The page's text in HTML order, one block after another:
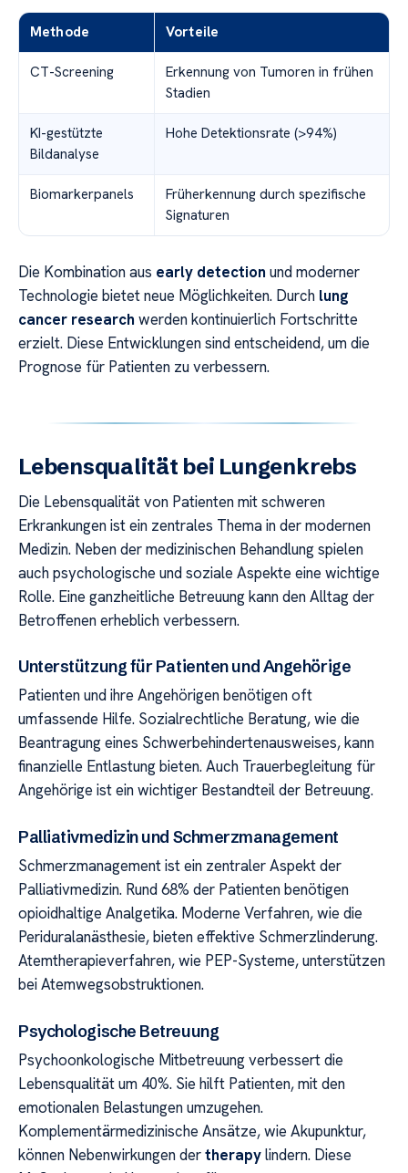
Methode Vorteile
CT-Screening
Erkennung von Tumoren in frühen
Stadien
KI-gestützte
Bildanalyse
Hohe Detektionsrate (>94%)
Biomarkerpanels
Früherkennung durch spezifische
Signaturen
Die Kombination aus early detection und moderner
Technologie bietet neue Möglichkeiten. Durch lung
cancer research werden kontinuierlich Fortschritte
erzielt. Diese Entwicklungen sind entscheidend, um die
Prognose für Patienten zu verbessern.
Lebensqualität bei Lungenkrebs
Die Lebensqualität von Patienten mit schweren
Erkrankungen ist ein zentrales Thema in der modernen
Medizin. Neben der medizinischen Behandlung spielen
auch psychologische und soziale Aspekte eine wichtige
Rolle. Eine ganzheitliche Betreuung kann den Alltag der
Betroffenen erheblich verbessern.
Unterstützung für Patienten und Angehörige
Patienten und ihre Angehörigen benötigen oft
umfassende Hilfe. Sozialrechtliche Beratung, wie die
Beantragung eines Schwerbehindertenausweises, kann
finanzielle Entlastung bieten. Auch Trauerbegleitung für
Angehörige ist ein wichtiger Bestandteil der Betreuung.
Palliativmedizin und Schmerzmanagement
Schmerzmanagement ist ein zentraler Aspekt der
Palliativmedizin. Rund 68% der Patienten benötigen
opioidhaltige Analgetika. Moderne Verfahren, wie die
Periduralanästhesie, bieten effektive Schmerzlinderung.
Atemtherapieverfahren, wie PEP-Systeme, unterstützen
bei Atemwegsobstruktionen.
Psychologische Betreuung
Psychoonkologische Mitbetreuung verbessert die
Lebensqualität um 40%. Sie hilft Patienten, mit den
emotionalen Belastungen umzugehen.
Komplementärmedizinische Ansätze, wie Akupunktur,
können Nebenwirkungen dertherapylindern. Diese